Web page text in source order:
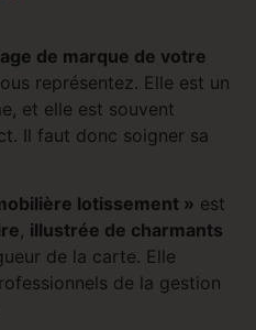
de marque de votre
représentez. Elle est un
et elle est souvent
Il faut donc soigner sa
lotissement » est
, illustrée de charmants
de la carte. Elle
de la gestion